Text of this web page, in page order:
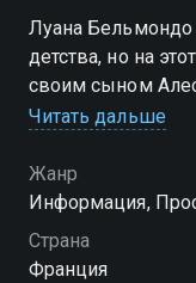
Луана Бельмондо
детства, но на
своим сыном
себя скрытые
итальянских блюд
Читать дальше
Жанр
Информация,
Страна
Франция